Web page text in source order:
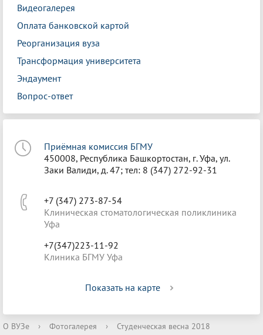
Видеогалерея
Оплата банковской картой
Реорганизация вуза
Трансформация университета
Эндаумент
Вопрос-ответ
Приёмная комиссия БГМУ
450008, Республика Башкортостан, г. Уфа, ул.
Заки Валиди, д. 47; тел: 8 (347) 272-92-31
+7 (347) 273-87-54
Клиническая стоматологическая поликлиника
Уфа
+7(347)223-11-92
Клиника БГМУ Уфа
Показать на карте
О ВУЗе › Фотогалерея › Студенческая весна 2018